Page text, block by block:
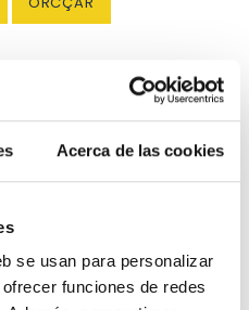
Acerca de las cookies
se usan para personalizar
funciones de redes
em 4 a 10 dias.
de transporte)